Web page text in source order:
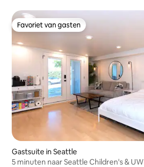
Favoriet van gasten
Favoriet van gasten
Gastsuite in Seattle
5 minuten naar Seattle Children's & UW